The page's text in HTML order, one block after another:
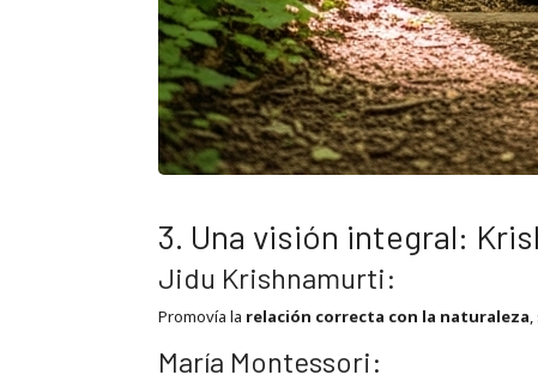
3. Una visión integral:
Jidu Krishnamurti:
Promovía la relación correcta con la naturaleza
María Montessori: